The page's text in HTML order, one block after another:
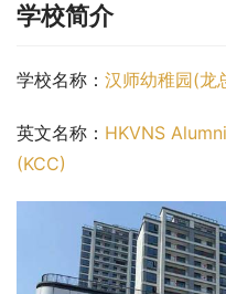
学校简介
学校名称： 汉师幼稚园(龙
英文名称： HKVNS
(KCC)